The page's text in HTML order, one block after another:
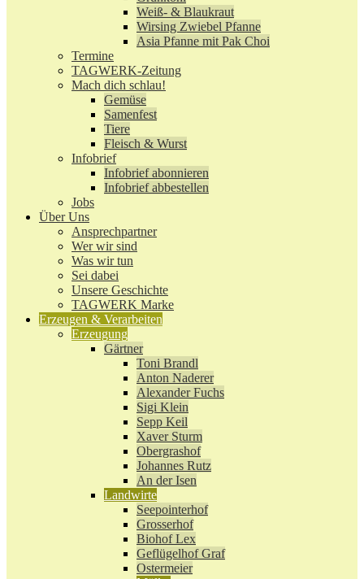
Weiß- & Blaukraut
Wirsing Zwiebel Pfanne
Asia Pfanne mit Pak Choi
Termine
TAGWERK-Zeitung
Mach dich schlau!
Gemüse
Samenfest
Tiere
Fleisch & Wurst
Infobrief
Infobrief abonnieren
Infobrief abbestellen
Jobs
Über Uns
Ansprechpartner
Wer wir sind
Was wir tun
Sei dabei
Unsere Geschichte
TAGWERK Marke
Erzeugen & Verarbeiten
Erzeugung
Gärtner
Toni Brandl
Anton Naderer
Alexander Fuchs
Sigi Klein
Sepp Keil
Xaver Sturm
Obergrashof
Johannes Rutz
An der Isen
Landwirte
Seepointerhof
Grosserhof
Biohof Lex
Geflügelhof Graf
Ostermeier